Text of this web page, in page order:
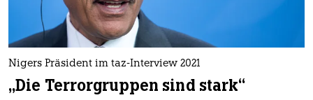
Nigers Präsident im taz-Interview 2021
„Die Terrorgruppen sind stark“